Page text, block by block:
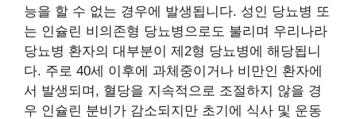
능을 할 수 없는 경우에 발생됩니다. 성인 당뇨병 또
는 인슐린 비의존형 당뇨병으로도 불리며 우리나라
당뇨병 환자의 대부분이 제2형 당뇨병에 해당됩니
다. 주로 40세 이후에 과체중이거나 비만인 환자에
서 발생되며, 혈당을 지속적으로 조절하지 않을 경
우 인슐린 분비가 감소되지만 초기에 식사 및 운동